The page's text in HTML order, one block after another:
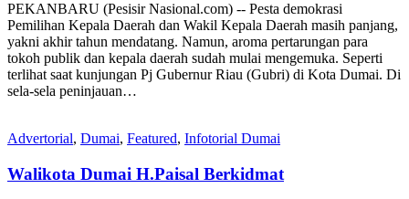
PEKANBARU (Pesisir Nasional.com) -- Pesta demokrasi
Pemilihan Kepala Daerah dan Wakil Kepala Daerah masih panjang,
yakni akhir tahun mendatang. Namun, aroma pertarungan para
tokoh publik dan kepala daerah sudah mulai mengemuka. Seperti
terlihat saat kunjungan Pj Gubernur Riau (Gubri) di Kota Dumai. Di
sela-sela peninjauan…
Advertorial, Dumai, Featured, Infotorial Dumai
Walikota Dumai H.Paisal Berkidmat